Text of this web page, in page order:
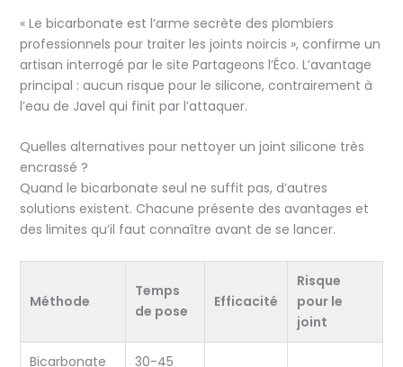
« Le bicarbonate est l’arme secrète des plombiers
professionnels pour traiter les joints noircis », confirme un
artisan interrogé par le site Partageons l’Éco. L’avantage
principal : aucun risque pour le silicone, contrairement à
l’eau de Javel qui finit par l’attaquer.
Quelles alternatives pour nettoyer un joint silicone très
encrassé ?
Quand le bicarbonate seul ne suffit pas, d’autres
solutions existent. Chacune présente des avantages et
des limites qu’il faut connaître avant de se lancer.
Méthode
Temps
de pose
Efficacité
Risque
pour le
joint
Bicarbonate 30-45